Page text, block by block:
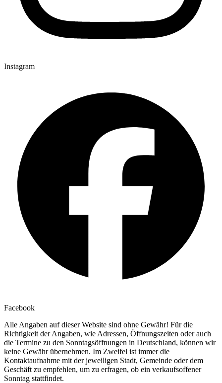
Instagram
Facebook
Alle Angaben auf dieser Website sind ohne Gewähr! Für die
Richtigkeit der Angaben, wie Adressen, Öffnungszeiten oder auch
die Termine zu den Sonntagsöffnungen in Deutschland, können wir
keine Gewähr übernehmen. Im Zweifel ist immer die
Kontaktaufnahme mit der jeweiligen Stadt, Gemeinde oder dem
Geschäft zu empfehlen, um zu erfragen, ob ein verkaufsoffener
Sonntag stattfindet.